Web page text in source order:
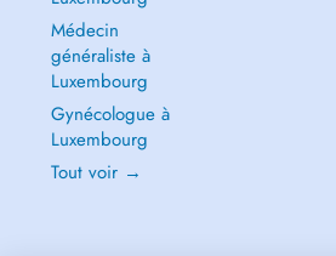
Médecin
généraliste à
Luxembourg
Gynécologue à
Luxembourg
Tout voir →